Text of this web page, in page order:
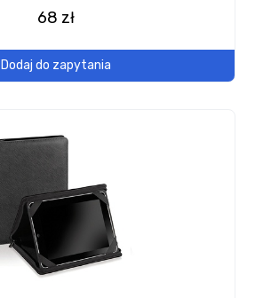
68 zł
Dodaj do zapytania